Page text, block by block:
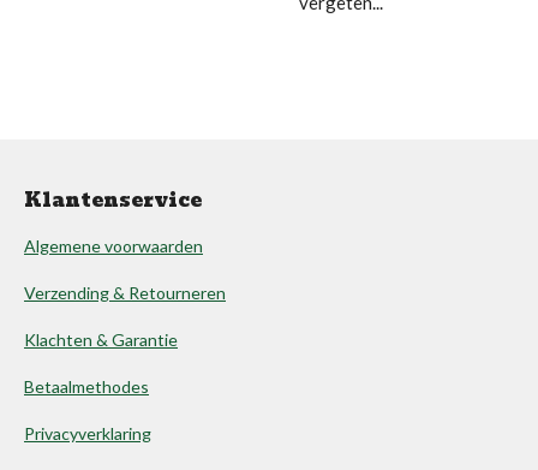
Klantenservice
Algemene voorwaarden
Verzending & Retourneren
Klachten & Garantie
Betaalmethodes
Privacyverklaring